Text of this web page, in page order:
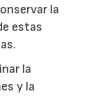
la
estas
la
y la